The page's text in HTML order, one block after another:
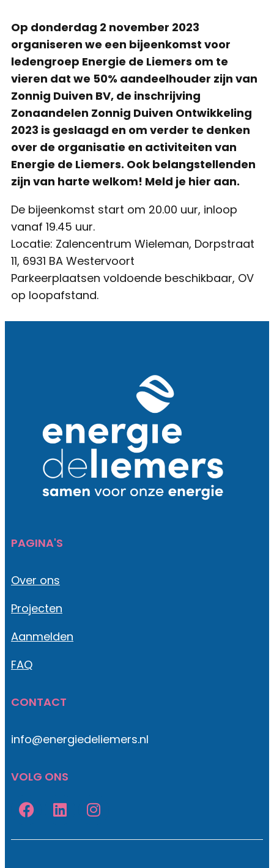
Op donderdag 2 november 2023
organiseren we een bijeenkomst voor
ledengroep Energie de Liemers om te
vieren dat we 50% aandeelhouder zijn van
Zonnig Duiven BV, de inschrijving
Zonaandelen Zonnig Duiven Ontwikkeling
2023 is geslaagd en om verder te denken
over de organisatie en activiteiten van
Energie de Liemers. Ook belangstellenden
zijn van harte welkom! Meld je hier aan.
De bijeenkomst start om 20.00 uur, inloop
vanaf 19.45 uur.
Locatie: Zalencentrum Wieleman, Dorpstraat
11, 6931 BA Westervoort
Parkeerplaatsen voldoende beschikbaar, OV
op loopafstand.
PAGINA'S
Over ons
Projecten
Aanmelden
FAQ
CONTACT
info@energiedeliemers.nl
VOLG ONS